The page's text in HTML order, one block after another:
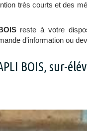
très courts et des
reste à votre
d'information ou
BOIS, sur-